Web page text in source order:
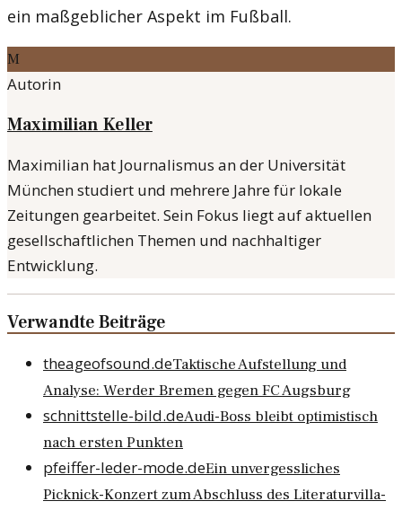
ein maßgeblicher Aspekt im Fußball.
M
Autorin
Maximilian Keller
Maximilian hat Journalismus an der Universität
München studiert und mehrere Jahre für lokale
Zeitungen gearbeitet. Sein Fokus liegt auf aktuellen
gesellschaftlichen Themen und nachhaltiger
Entwicklung.
Verwandte Beiträge
theageofsound.deTaktische Aufstellung und
Analyse: Werder Bremen gegen FC Augsburg
schnittstelle-bild.deAudi-Boss bleibt optimistisch
nach ersten Punkten
pfeiffer-leder-mode.deEin unvergessliches
Picknick-Konzert zum Abschluss des Literaturvilla-